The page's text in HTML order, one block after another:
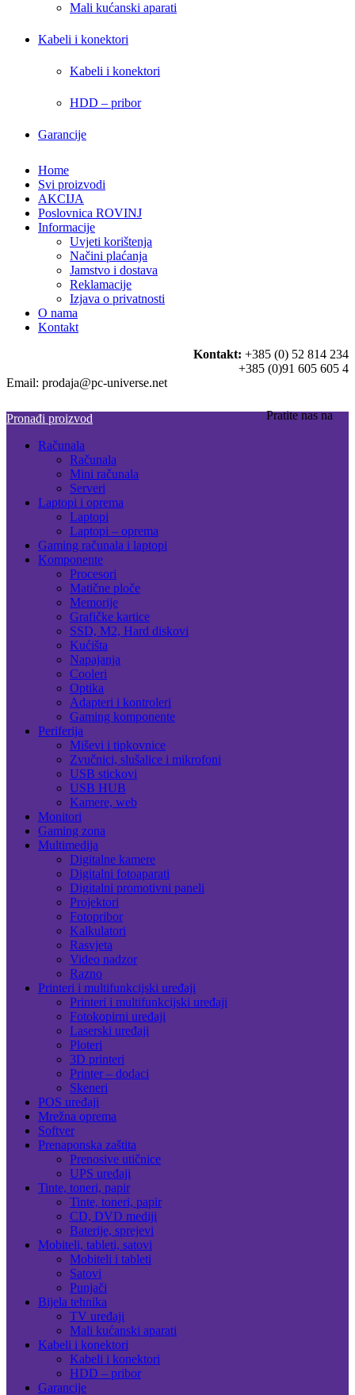
Mali kućanski aparati
Kabeli i konektori
Kabeli i konektori
HDD – pribor
Garancije
Home
Svi proizvodi
AKCIJA
Poslovnica ROVINJ
Informacije
Uvjeti korištenja
Načini plaćanja
Jamstvo i dostava
Reklamacije
Izjava o privatnosti
O nama
Kontakt
Kontakt: +385 (0) 52 814 234
+385 (0)91 605 605 4
Email: prodaja@pc-universe.net
Pratite nas na
Pronađi proizvod
Računala
Računala
Mini računala
Serveri
Laptopi i oprema
Laptopi
Laptopi – oprema
Gaming računala i laptopi
Komponente
Procesori
Matične ploče
Memorije
Grafičke kartice
SSD, M2, Hard diskovi
Kućišta
Napajanja
Cooleri
Optika
Adapteri i kontroleri
Gaming komponente
Periferija
Miševi i tipkovnice
Zvučnici, slušalice i mikrofoni
USB stickovi
USB HUB
Kamere, web
Monitori
Gaming zona
Multimedija
Digitalne kamere
Digitalni fotoaparati
Digitalni promotivni paneli
Projektori
Fotopribor
Kalkulatori
Rasvjeta
Video nadzor
Razno
Printeri i multifunkcijski uređaji
Printeri i multifunkcijski uređaji
Fotokopirni uređaji
Laserski uređaji
Ploteri
3D printeri
Printer – dodaci
Skeneri
POS uređaji
Mrežna oprema
Softver
Prenaponska zaštita
Prenosive utičnice
UPS uređaji
Tinte, toneri, papir
Tinte, toneri, papir
CD, DVD mediji
Baterije, sprejevi
Mobiteli, tableti, satovi
Mobiteli i tableti
Satovi
Punjači
Bijela tehnika
TV uređaji
Mali kućanski aparati
Kabeli i konektori
Kabeli i konektori
HDD – pribor
Garancije